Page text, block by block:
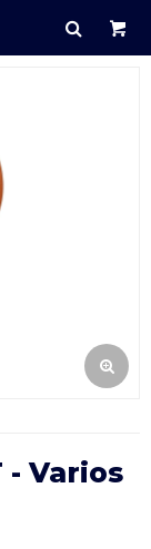
- Varios